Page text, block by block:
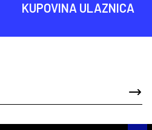
KUPOVINA ULAZNICA